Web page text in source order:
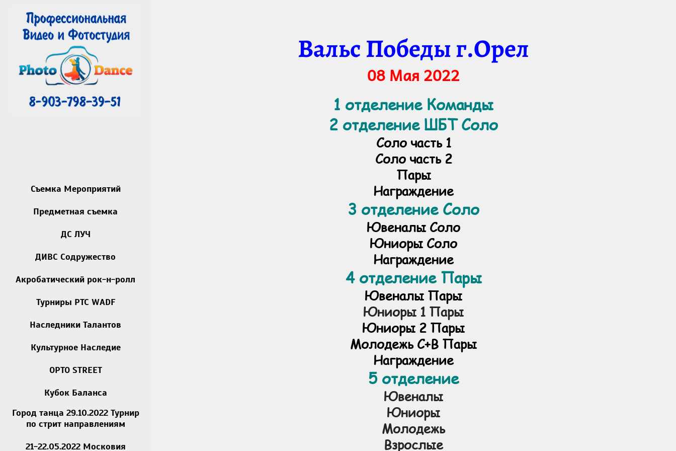
Съемка Мероприятий
Предметная съемка
ДС ЛУЧ
ДИВС Содружество
Акробатический рок-н-ролл
Турниры РТС WADF
Наследники Талантов
Культурное Наследие
OPTO STREET
Кубок Баланса
Город танца 29.10.2022 Турнир
по стрит направлениям
21-22.05.2022 Московия
Вальс Победы г.Орел
08 Мая 2022
1 отделение Команды
2 отделение ШБТ Соло
Соло часть 1
Соло часть 2
Пары
Награждение
3 отделение Соло
Ювеналы Соло
Юниоры Соло
Награждение
4 отделение Пары
Ювеналы Пары
Юниоры 1 Пары
Юниоры 2 Пары
Молодежь С+В Пары
Награждение
5 отделение
Ювеналы
Юниоры
Молодежь
Взрослые